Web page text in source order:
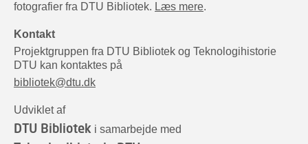
fotografier fra DTU Bibliotek. Læs mere.
Kontakt
Projektgruppen fra DTU Bibliotek og Teknologihistorie
DTU kan kontaktes på
bibliotek@dtu.dk
Udviklet af
DTU Bibliotek i samarbejde med